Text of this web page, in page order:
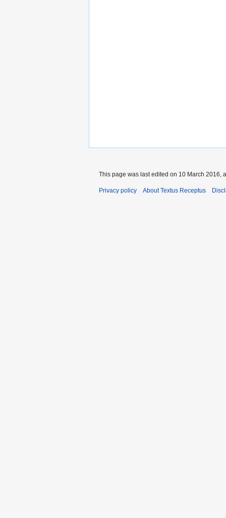
This page was last edited on 10 March 2016,
Privacy policy About Textus Receptus